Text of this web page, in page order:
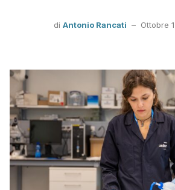
di Antonio Rancati – Ottobre